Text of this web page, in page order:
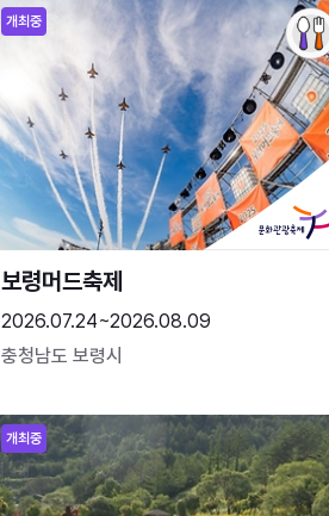
개최중
보령머드축제
2026.07.24~2026.08.09
충청남도 보령시
개최중